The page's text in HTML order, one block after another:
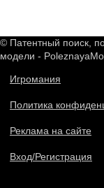
© Патентный поиск,
модели -
Игромания
Политика
Реклама на сайте
Вход/Регистрация